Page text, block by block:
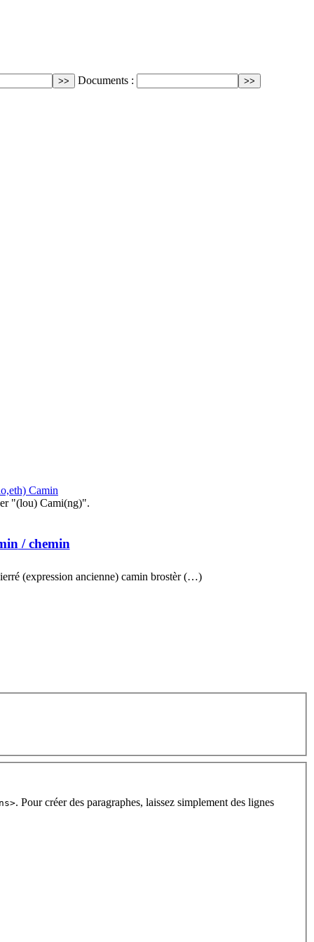
Documents :
Camin
"(lou) Cami(ng)".
/ chemin
(expression ancienne) camin brostèr (…)
. Pour créer des paragraphes, laissez simplement des lignes